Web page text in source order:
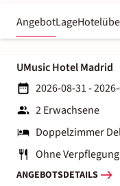
AngebotLage
UMusic Hotel Madrid
2026-08-31 -
2 Erwachsene
Doppelzimmer
Ohne Verpflegung
ANGEBOTSDETAILS